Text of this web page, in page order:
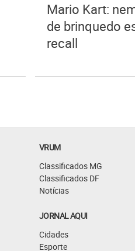
Mario Kart:
de brinquedo
recall
VRUM
Classificados MG
Classificados DF
Notícias
JORNAL AQUI
Cidades
Esporte